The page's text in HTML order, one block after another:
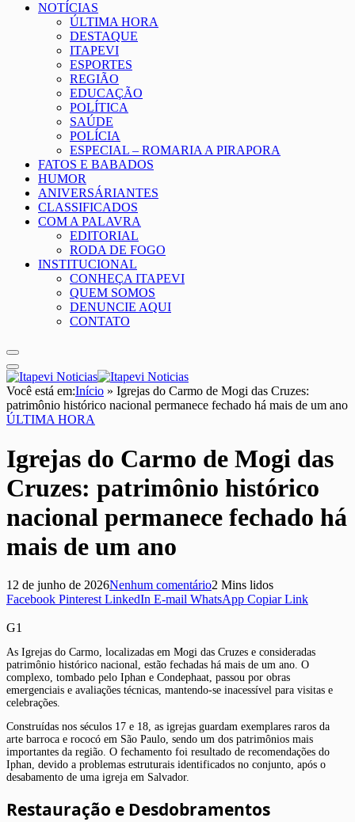
NOTÍCIAS
ÚLTIMA HORA
DESTAQUE
ITAPEVI
ESPORTES
REGIÃO
EDUCAÇÃO
POLÍTICA
SAÚDE
POLÍCIA
ESPECIAL – ROMARIA A PIRAPORA
FATOS E BABADOS
HUMOR
ANIVERSÁRIANTES
CLASSIFICADOS
COM A PALAVRA
EDITORIAL
RODA DE FOGO
INSTITUCIONAL
CONHEÇA ITAPEVI
QUEM SOMOS
DENUNCIE AQUI
CONTATO
Você está em:Início » Igrejas do Carmo de Mogi das Cruzes:
patrimônio histórico nacional permanece fechado há mais de um ano
ÚLTIMA HORA
Igrejas do Carmo de Mogi das
Cruzes: patrimônio histórico
nacional permanece fechado há
mais de um ano
12 de junho de 2026Nenhum comentário2 Mins lidos
Facebook Pinterest LinkedIn E-mail WhatsApp Copiar Link
G1
As Igrejas do Carmo, localizadas em Mogi das Cruzes e consideradas
patrimônio histórico nacional, estão fechadas há mais de um ano. O
complexo, tombado pelo Iphan e Condephaat, passou por obras
emergenciais e avaliações técnicas, mantendo-se inacessível para visitas e
celebrações.
Construídas nos séculos 17 e 18, as igrejas guardam exemplares raros da
arte barroca e rococó em São Paulo, sendo um dos patrimônios mais
importantes da região. O fechamento foi resultado de recomendações do
Iphan, devido a problemas estruturais identificados no conjunto, após o
desabamento de uma igreja em Salvador.
Restauração e Desdobramentos